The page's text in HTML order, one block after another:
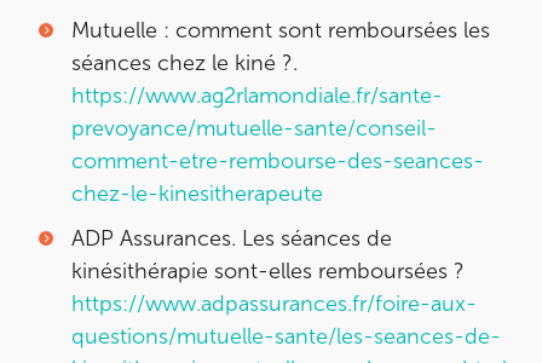
Mutuelle : comment sont remboursées les
séances chez le kiné ?.
https://www.ag2rlamondiale.fr/sante-
prevoyance/mutuelle-sante/conseil-
comment-etre-rembourse-des-seances-
chez-le-kinesitherapeute
ADP Assurances. Les séances de
kinésithérapie sont-elles remboursées ?
https://www.adpassurances.fr/foire-aux-
questions/mutuelle-sante/les-seances-de-